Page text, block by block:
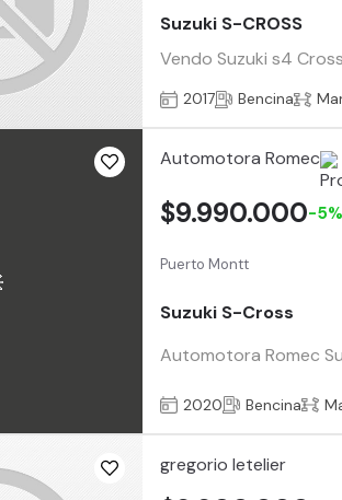
Suzuki S-CROSS
Vendo Suzuki s4
2017 Bencina
Automotora Romec
Puerto Montt
Suzuki S-Cross
Automotora Romec
$9.990.000-5%
2020 Bencina
gregorio letelier